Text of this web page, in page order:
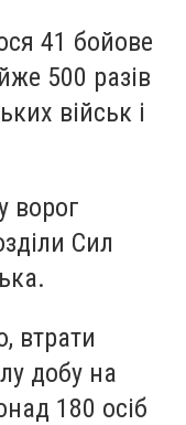
41 бойове
500 разів
військ і
ворог
Сил
втрати
добу на
180 осіб